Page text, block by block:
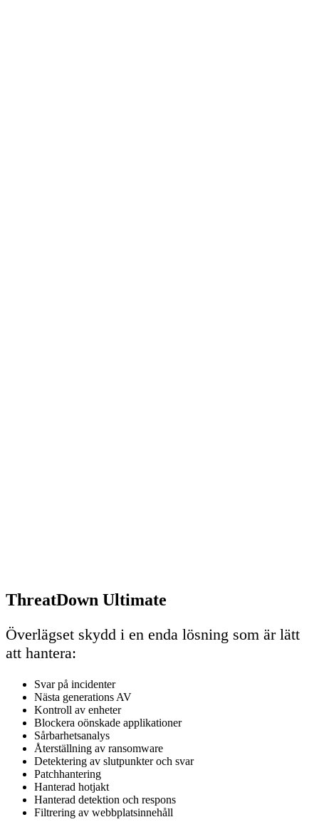
ThreatDown Ultimate
Överlägset skydd i en enda lösning som är lätt
att hantera:
Svar på incidenter
Nästa generations AV
Kontroll av enheter
Blockera oönskade applikationer
Sårbarhetsanalys
Återställning av ransomware
Detektering av slutpunkter och svar
Patchhantering
Hanterad hotjakt
Hanterad detektion och respons
Filtrering av webbplatsinnehåll